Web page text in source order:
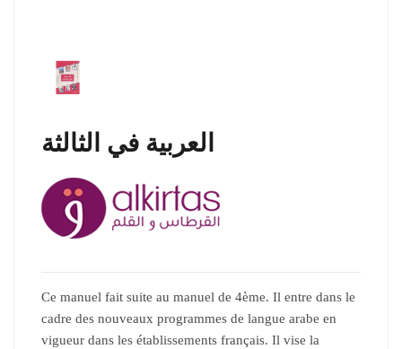
العربية في الثالثة
Ce manuel fait suite au manuel de 4ème. Il entre dans le
cadre des nouveaux programmes de langue arabe en
vigueur dans les établissements français. Il vise la